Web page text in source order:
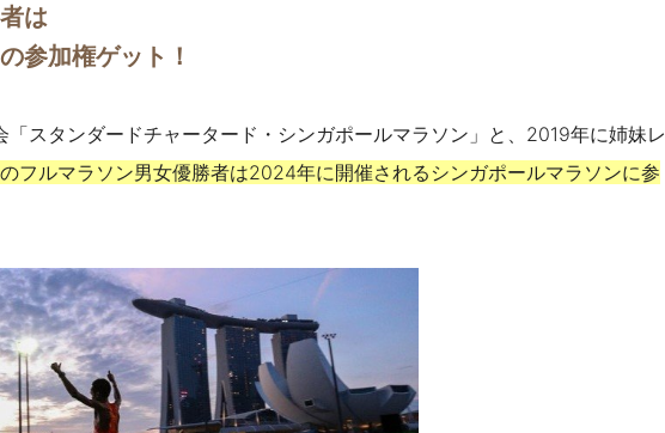
は
参加権ゲット！
「スタンダードチャータード・シンガポールマラソン」と、2019年に姉妹レ
フルマラソン男女優勝者は2024年に開催されるシンガポールマラソンに参